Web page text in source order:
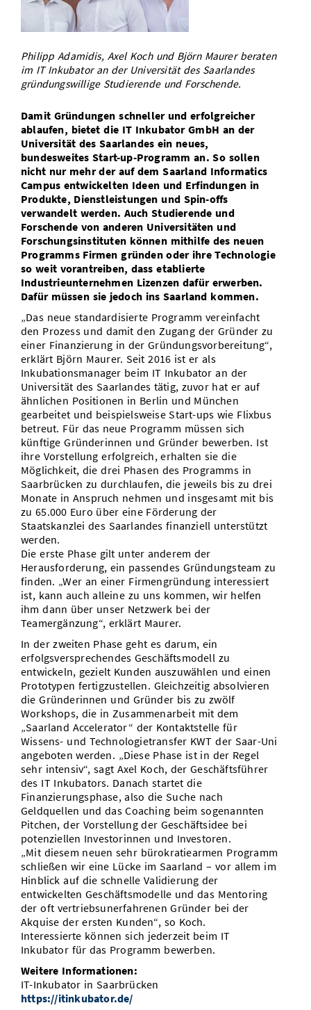
Vom Studium in den Beruf
Study Scheduler
Bibliothek
Start-ups
IT-Themenabend
Ranking
Zahlen & Fakten
Preise, Auszeichnungen und Förderungen
Kontakt
SIC Merchandise
SIC Podcast
Anfahrt
AnsprechpartnerInnen, Personen, Forschungsgruppen
Termine, Vorträge und Veranstaltungen
Alumni
Philipp Adamidis, Axel Koch und Björn Maurer beraten
im IT Inkubator an der Universität des Saarlandes
gründungswillige Studierende und Forschende.
Damit Gründungen schneller und erfolgreicher
ablaufen, bietet die IT Inkubator GmbH an der
Universität des Saarlandes ein neues,
bundesweites Start-up-Programm an. So sollen
nicht nur mehr der auf dem Saarland Informatics
Campus entwickelten Ideen und Erfindungen in
Produkte, Dienstleistungen und Spin-offs
verwandelt werden. Auch Studierende und
Forschende von anderen Universitäten und
Forschungsinstituten können mithilfe des neuen
Programms Firmen gründen oder ihre Technologie
so weit vorantreiben, dass etablierte
Industrieunternehmen Lizenzen dafür erwerben.
Dafür müssen sie jedoch ins Saarland kommen.
„Das neue standardisierte Programm vereinfacht
den Prozess und damit den Zugang der Gründer zu
einer Finanzierung in der Gründungsvorbereitung“,
erklärt Björn Maurer. Seit 2016 ist er als
Inkubationsmanager beim IT Inkubator an der
Universität des Saarlandes tätig, zuvor hat er auf
ähnlichen Positionen in Berlin und München
gearbeitet und beispielsweise Start-ups wie Flixbus
betreut. Für das neue Programm müssen sich
künftige Gründerinnen und Gründer bewerben. Ist
ihre Vorstellung erfolgreich, erhalten sie die
Möglichkeit, die drei Phasen des Programms in
Saarbrücken zu durchlaufen, die jeweils bis zu drei
Monate in Anspruch nehmen und insgesamt mit bis
zu 65.000 Euro über eine Förderung der
Staatskanzlei des Saarlandes finanziell unterstützt
werden.
Die erste Phase gilt unter anderem der
Herausforderung, ein passendes Gründungsteam zu
finden. „Wer an einer Firmengründung interessiert
ist, kann auch alleine zu uns kommen, wir helfen
ihm dann über unser Netzwerk bei der
Teamergänzung“, erklärt Maurer.
In der zweiten Phase geht es darum, ein
erfolgsversprechendes Geschäftsmodell zu
entwickeln, gezielt Kunden auszuwählen und einen
Prototypen fertigzustellen. Gleichzeitig absolvieren
die Gründerinnen und Gründer bis zu zwölf
Workshops, die in Zusammenarbeit mit dem
„Saarland Accelerator“ der Kontaktstelle für
Wissens- und Technologietransfer KWT der Saar-Uni
angeboten werden. „Diese Phase ist in der Regel
sehr intensiv“, sagt Axel Koch, der Geschäftsführer
des IT Inkubators. Danach startet die
Finanzierungsphase, also die Suche nach
Geldquellen und das Coaching beim sogenannten
Pitchen, der Vorstellung der Geschäftsidee bei
potenziellen Investorinnen und Investoren.
„Mit diesem neuen sehr bürokratiearmen Programm
schließen wir eine Lücke im Saarland – vor allem im
Hinblick auf die schnelle Validierung der
entwickelten Geschäftsmodelle und das Mentoring
der oft vertriebsunerfahrenen Gründer bei der
Akquise der ersten Kunden“, so Koch.
Interessierte können sich jederzeit beim IT
Inkubator für das Programm bewerben.
Weitere Informationen:
IT-Inkubator in Saarbrücken
https://itinkubator.de/